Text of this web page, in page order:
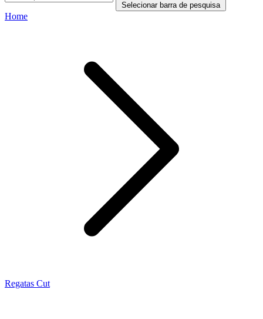
Selecionar barra de pesquisa
Home
Regatas Cut